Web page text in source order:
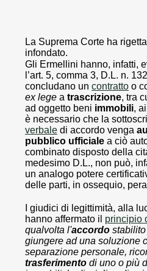
La Suprema Corte ha
infondato.
Gli Ermellini hanno, infatti,
l’art. 5, comma 3, D.L. n.
concludano un contratto o
ex lege a trascrizione, tra
ad oggetto beni immobili,
è necessario che la
verbale di accordo venga
pubblico ufficiale a ciò
combinato disposto della
medesimo D.L., non può,
un analogo potere
delle parti, in ossequio,
I giudici di legittimità, alla
hanno affermato il principio
qualvolta l'accordo
giungere ad una soluzione
separazione personale,
trasferimento di uno o più